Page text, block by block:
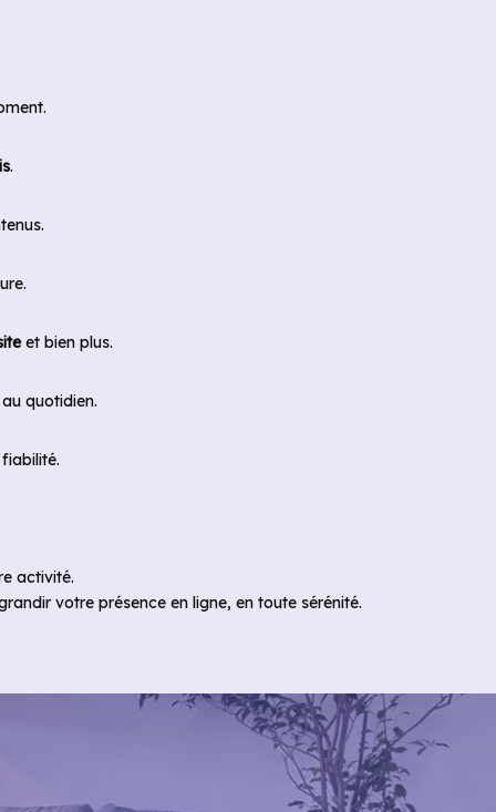
.
et bien plus.
quotidien.
activité.
votre présence en ligne, en toute sérénité.